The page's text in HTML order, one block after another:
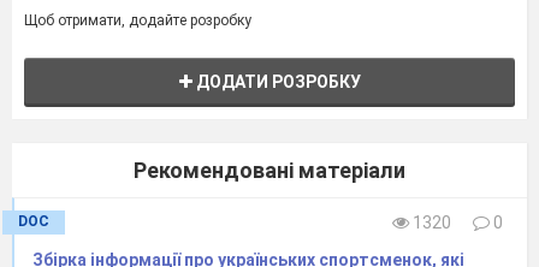
Комплекс пройшов апробацію
Рекомендується викладачам фізичного
виховання, педагогам-організаторам,
ЗМіСТ
Щоб отримати, додайте розробку
ДОДАТИ РОЗРОБКУ
Рекомендовані матеріали
DOC 1320
0
Збірка інформації про українських спортсменок, які